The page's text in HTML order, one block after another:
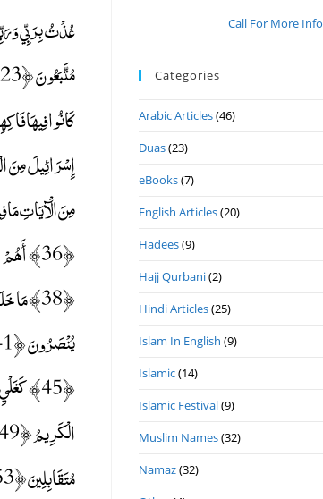
Call For More Info
Categories
Arabic Articles(46)
Duas(23)
eBooks(7)
English Articles(20)
Hadees(9)
Hajj Qurbani(2)
Hindi Articles(25)
Islam In English (9)
Islamic(14)
Islamic Festival(9)
Muslim Names(32)
Namaz(32)